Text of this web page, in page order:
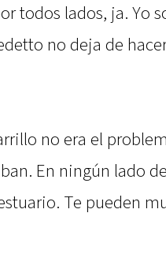
todos lados, ja. Yo
no deja de
no era el
En ningún lado
Te pueden